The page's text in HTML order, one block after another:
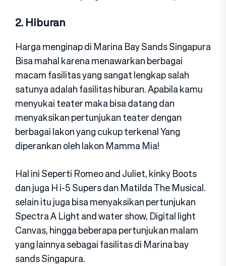
2. Hiburan
Harga menginap di Marina Bay Sands Singapura
Bisa mahal karena menawarkan berbagai
macam fasilitas yang sangat lengkap salah
satunya adalah fasilitas hiburan. Apabila kamu
menyukai teater maka bisa datang dan
menyaksikan pertunjukan teater dengan
berbagai lakon yang cukup terkenal Yang
diperankan oleh lakon Mamma Mia!
Hal ini Seperti Romeo and Juliet, kinky Boots
dan juga H i-5 Supers dan Matilda The Musical.
selain itu juga bisa menyaksikan pertunjukan
Spectra A Light and water show, Digital light
Canvas, hingga beberapa pertunjukan malam
yang lainnya sebagai fasilitas di Marina bay
sands Singapura.